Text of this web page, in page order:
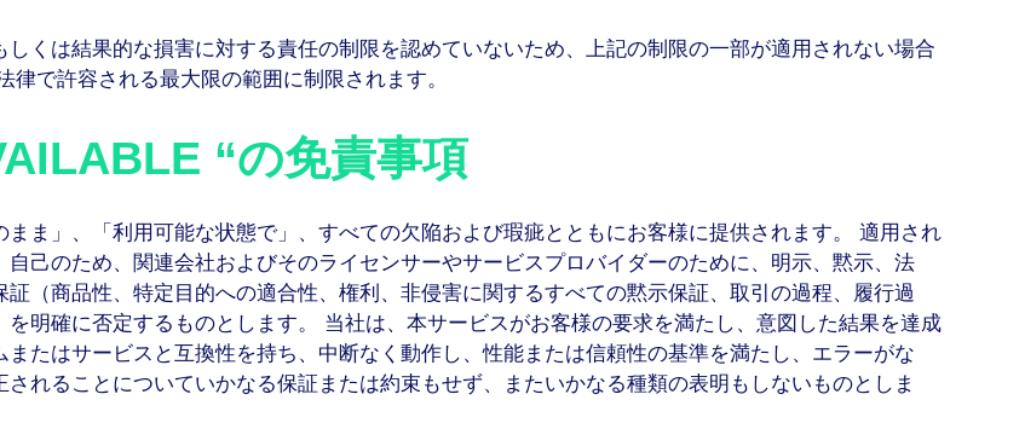
くは結果的な損害に対する責任の制限を認めていないため、上記の制限の一部が適用されない場合
で許容される最大限の範囲に制限されます。
“の免責事項
ま」、「利用可能な状態で」、すべての欠陥および瑕疵とともにお客様に提供されます。 適用され
己のため、関連会社およびそのライセンサーやサービスプロバイダーのために、明示、黙示、法
（商品性、特定目的への適合性、権利、非侵害に関するすべての黙示保証、取引の過程、履行過
明確に否定するものとします。 当社は、本サービスがお客様の要求を満たし、意図した結果を達成
たはサービスと互換性を持ち、中断なく動作し、性能または信頼性の基準を満たし、エラーがな
れることについていかなる保証または約束もせず、またいかなる種類の表明もしないものとしま